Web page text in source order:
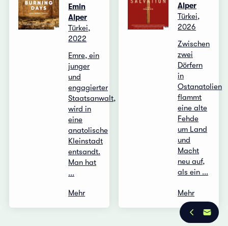
Emin
Alper
Türkei,
2022
Emre, ein
junger
und
engagierter
Staatsanwalt,
wird in
eine
anatolische
Kleinstadt
entsandt.
Man hat
...
Mehr
Alper
Türkei,
2026
Zwischen
zwei
Dörfern
in
Ostanatolien
flammt
eine alte
Fehde
um Land
und
Macht
neu auf,
als ein ...
Mehr